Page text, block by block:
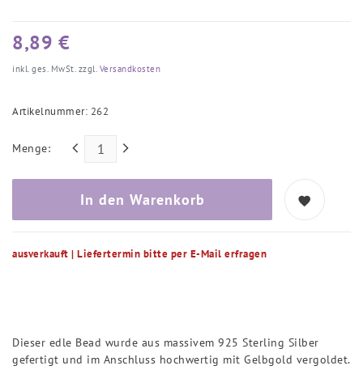
8,89 €
inkl. ges. MwSt. zzgl. Versandkosten
Artikelnummer: 262
Menge:
In den Warenkorb
ausverkauft | Liefertermin bitte per E-Mail erfragen
Dieser edle Bead wurde aus massivem 925 Sterling Silber
gefertigt und im Anschluss hochwertig mit Gelbgold vergoldet.